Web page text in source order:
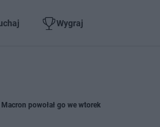
Wygraj
powołał go we wtorek